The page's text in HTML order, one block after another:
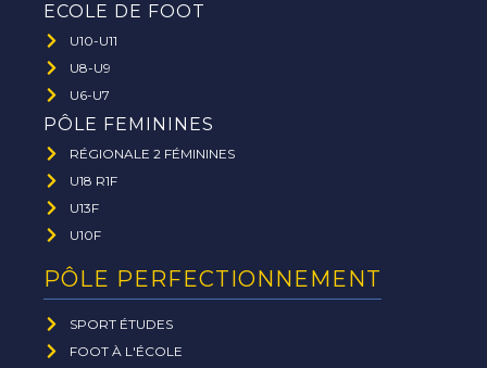
ECOLE DE FOOT
U10-U11
U8-U9
U6-U7
PÔLE FEMININES
RÉGIONALE 2 FÉMININES
U18 R1F
U13F
U10F
PÔLE PERFECTIONNEMENT
SPORT ÉTUDES
FOOT À L'ÉCOLE